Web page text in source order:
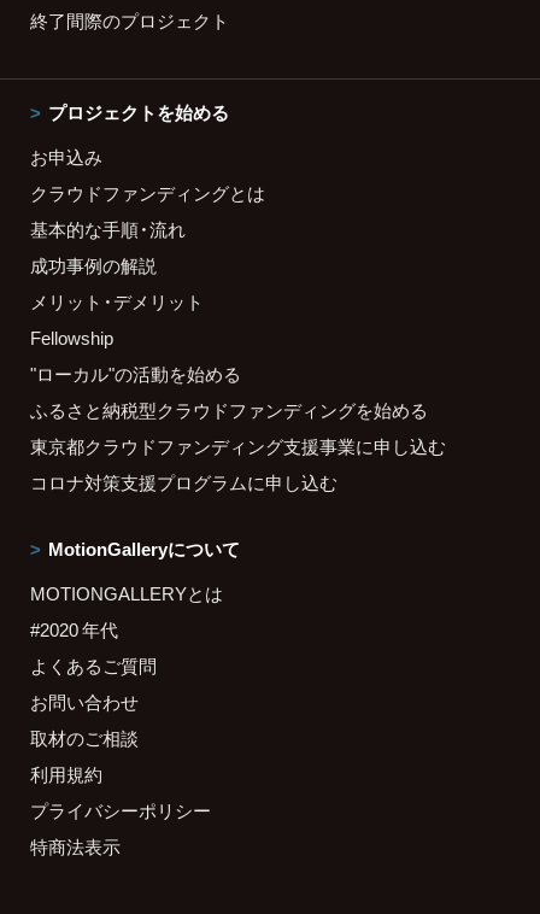
終了間際のプロジェクト
プロジェクトを始める
お申込み
クラウドファンディングとは
基本的な手順・流れ
成功事例の解説
メリット・デメリット
Fellowship
"ローカル"の活動を始める
ふるさと納税型クラウドファンディングを始める
東京都クラウドファンディング支援事業に申し込む
コロナ対策支援プログラムに申し込む
MotionGalleryについて
MOTIONGALLERYとは
#2020 年代
よくあるご質問
お問い合わせ
取材のご相談
利用規約
プライバシーポリシー
特商法表示